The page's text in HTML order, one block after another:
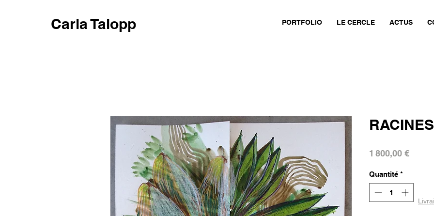
Carla Talopp PORTFOLIO LE CERCLE ACTUS
RACINES
1 800,00 €Prix
Quantité *